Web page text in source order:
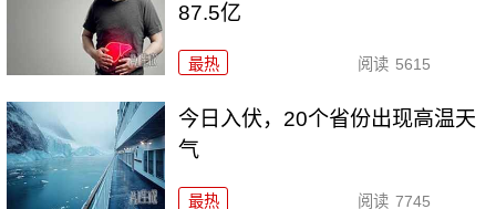
87.5亿
最热 阅读 5615
今日入伏，20个省份出现高温天
气
最热 阅读 7745